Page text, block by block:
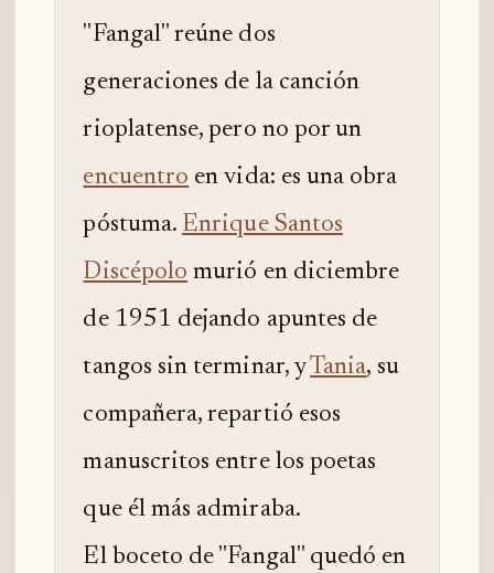
"Fangal" reúne dos
generaciones de la canción
rioplatense, pero no por un
encuentro en vida: es una obra
póstuma. Enrique Santos
Discépolo murió en diciembre
de 1951 dejando apuntes de
tangos sin terminar, yTania, su
compañera, repartió esos
manuscritos entre los poetas
que él más admiraba.
El boceto de "Fangal" quedó en